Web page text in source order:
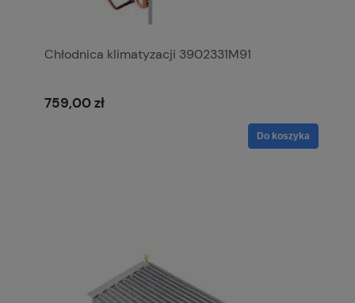
Chłodnica klimatyzacji 3902331M91
759,00 zł
Do koszyka